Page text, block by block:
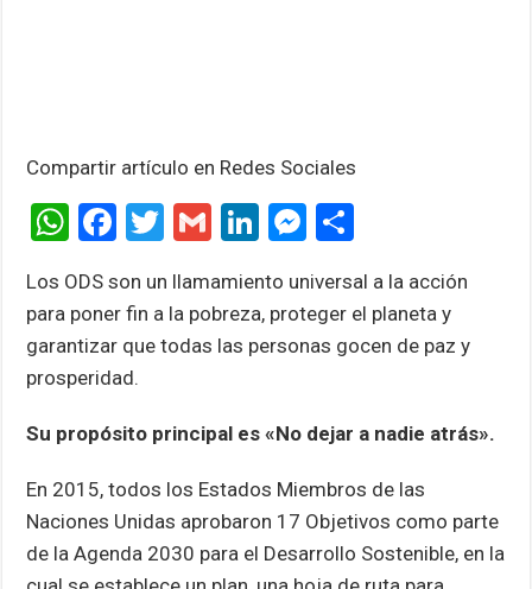
Compartir artículo en Redes Sociales
W
at
s
A
p
F
ce
b
o
k
T
tt
er
G
ail
Li
ke
dI
M
se
n
m
p
Los ODS son un llamamiento universal a la acción
para poner fin a la pobreza, proteger el planeta y
garantizar que todas las personas gocen de paz y
prosperidad.
Su propósito principal es «No dejar a nadie atrás».
En 2015, todos los Estados Miembros de las
Naciones Unidas aprobaron 17 Objetivos como parte
de la Agenda 2030 para el Desarrollo Sostenible, en la